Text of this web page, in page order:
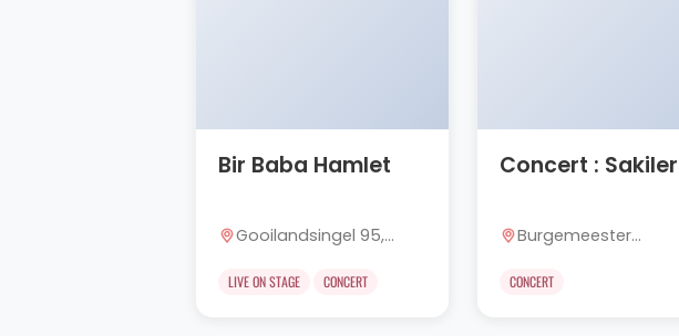
Bir Baba Hamlet
Gooilandsingel 95,
LIVE ON STAGE CONCERT
Concert : Sakiler
Burgemeester
CONCERT